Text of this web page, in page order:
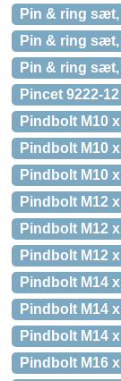
Pin & ring
Pin & ring
Pin & ring sæt,
Pincet 9222-12
Pindbolt M10
Pindbolt M10
Pindbolt M10
Pindbolt M12
Pindbolt M12
Pindbolt M12
Pindbolt M14
Pindbolt M14
Pindbolt M14
Pindbolt M16